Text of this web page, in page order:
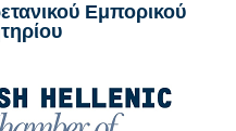
Εμπορικού